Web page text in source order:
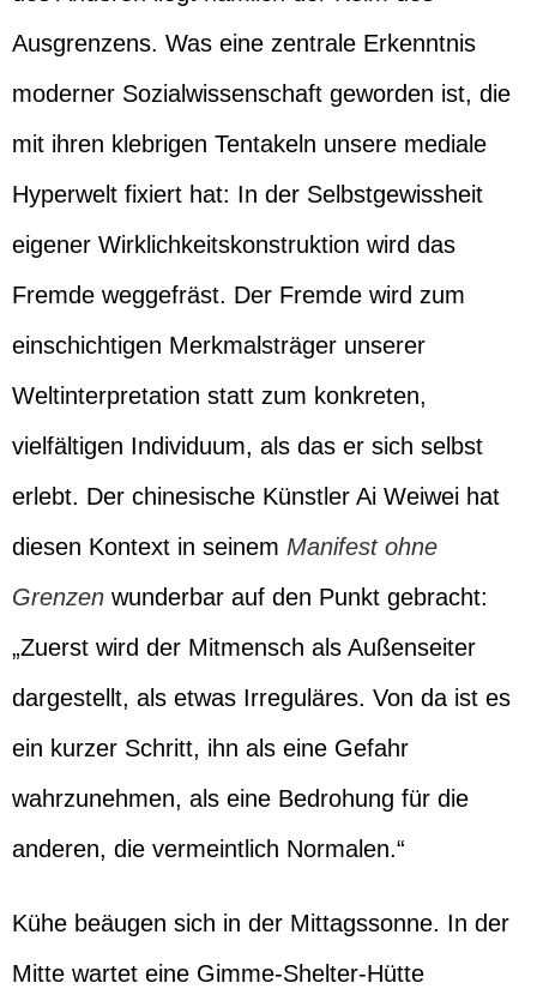
Ausgrenzens. Was eine zentrale Erkenntnis
moderner Sozialwissenschaft geworden ist, die
mit ihren klebrigen Tentakeln unsere mediale
Hyperwelt fixiert hat: In der Selbstgewissheit
eigener Wirklichkeitskonstruktion wird das
Fremde weggefräst. Der Fremde wird zum
einschichtigen Merkmalsträger unserer
Weltinterpretation statt zum konkreten,
vielfältigen Individuum, als das er sich selbst
erlebt. Der chinesische Künstler Ai Weiwei hat
diesen Kontext in seinem Manifest ohne
Grenzen wunderbar auf den Punkt gebracht:
„Zuerst wird der Mitmensch als Außenseiter
dargestellt, als etwas Irreguläres. Von da ist es
ein kurzer Schritt, ihn als eine Gefahr
wahrzunehmen, als eine Bedrohung für die
anderen, die vermeintlich Normalen.“
Kühe beäugen sich in der Mittagssonne. In der
Mitte wartet eine Gimme-Shelter-Hütte